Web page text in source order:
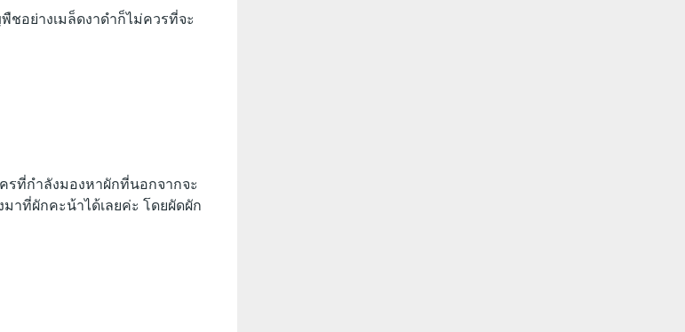
อย่างเมล็ดงาดำก็ไม่ควรที่จะ
รที่กำลังมองหาผักที่นอกจากจะ
าที่ผักคะน้าได้เลยค่ะ โดยผัดผัก